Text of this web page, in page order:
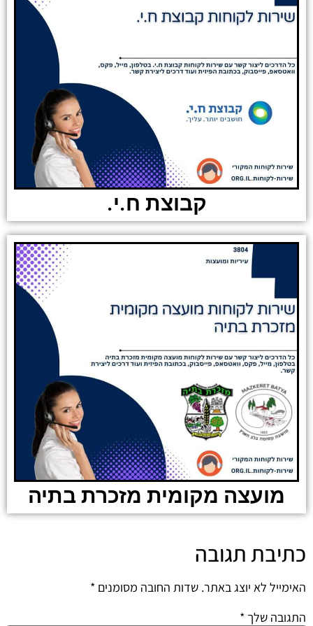
קבוצת ח.י.
מועצה מקומית מזכרת בתיה
כתיבת תגובה
האימייל לא יוצג באתר. שדות החובה מסומנים *
התגובה שלך *